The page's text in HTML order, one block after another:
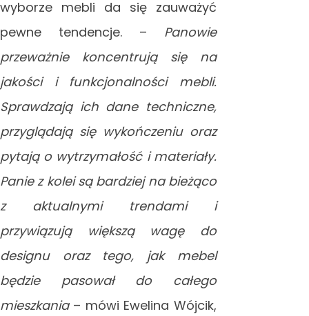
wyborze mebli da się zauważyć
pewne tendencje. – Panowie
przeważnie koncentrują się na
jakości i funkcjonalności mebli.
Sprawdzają ich dane techniczne,
przyglądają się wykończeniu oraz
pytają o wytrzymałość i materiały.
Panie z kolei są bardziej na bieżąco
z aktualnymi trendami i
przywiązują większą wagę do
designu oraz tego, jak mebel
będzie pasował do całego
mieszkania– mówi Ewelina Wójcik,